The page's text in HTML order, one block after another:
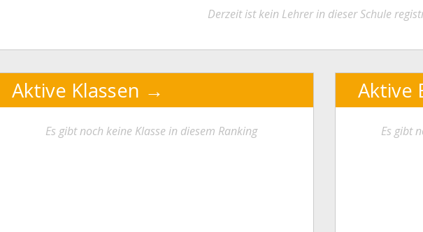
Derzeit ist kein Lehrer in dieser Schule
Aktive Klassen
Es gibt noch keine Klasse in diesem Ranking
Aktive
Es gibt